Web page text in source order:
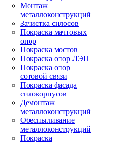
Монтаж
металлоконструкций
Зачистка силосов
Покраска мачтовых
опор
Покраска мостов
Покраска опор ЛЭП
Покраска опор
сотовой связи
Покраска фасада
силокорпусов
Демонтаж
металлоконструкций
Обеспыливание
металлоконструкций
Покраска